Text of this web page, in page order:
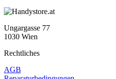
Ungargasse 77
1030 Wien
Rechtliches
AGB